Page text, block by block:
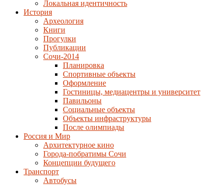
Локальная идентичность
История
Археология
Книги
Прогулки
Публикации
Сочи-2014
Планировка
Спортивные объекты
Оформление
Гостиницы, медиацентры и университет
Павильоны
Социальные объекты
Объекты инфраструктуры
После олимпиады
Россия и Мир
Архитектурное кино
Города-побратимы Сочи
Концепции будущего
Транспорт
Автобусы